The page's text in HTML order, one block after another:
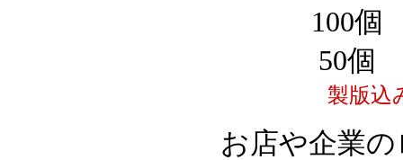
100
50個
製版込
お店や企業